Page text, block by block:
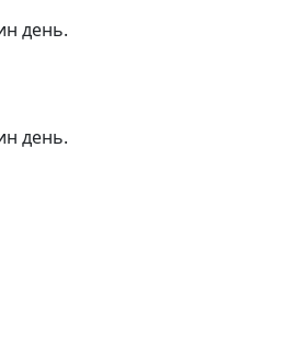
день.
день.